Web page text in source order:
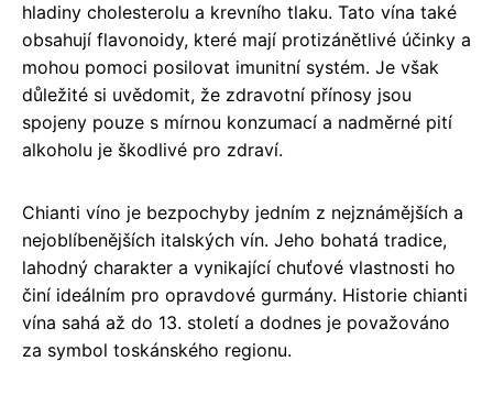
hladiny cholesterolu a krevního tlaku. Tato vína také
obsahují flavonoidy, které mají protizánětlivé účinky a
mohou pomoci posilovat imunitní systém. Je však
důležité si uvědomit, že zdravotní přínosy jsou
spojeny pouze s mírnou konzumací a nadměrné pití
alkoholu je škodlivé pro zdraví.
Chianti víno je bezpochyby jedním z nejznámějších a
nejoblíbenějších italských vín. Jeho bohatá tradice,
lahodný charakter a vynikající chuťové vlastnosti ho
činí ideálním pro opravdové gurmány. Historie chianti
vína sahá až do 13. století a dodnes je považováno
za symbol toskánského regionu.